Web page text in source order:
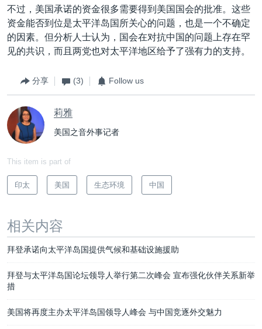
不过，美国承诺的资金很多需要得到美国国会的批准。这些
资金能否到位是太平洋岛国所关心的问题，也是一个不确定
的因素。但分析人士认为，国会在对抗中国的问题上存在罕
见的共识，而且两党也对太平洋地区给予了强有力的支持。
分享 (3) Follow us
莉雅
美国之音外事记者
This item is part of
印太 美国 生态环境 中国
相关内容
拜登承诺向太平洋岛国提供气候和基础设施援助
拜登与太平洋岛国论坛领导人举行第二次峰会 宣布强化伙伴关系新举
措
美国将再度主办太平洋岛国领导人峰会 与中国竞逐外交魅力